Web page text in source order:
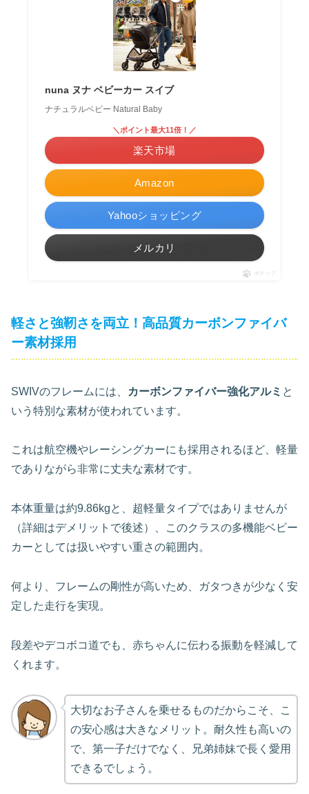
nuna ヌナ ベビーカー スイブ
ナチュラルベビー Natural Baby
Amazon
＼ポイント最大11倍！／
楽天市場
Yahooショッピング
メルカリ
ポチップ
軽さと強靭さを両立！高品質カーボンファイバ
ー素材採用
SWIVのフレームには、 カーボンファイバー強化アルミ と
いう特別な素材が使われています。
これは航空機やレーシングカーにも採用されるほど、軽量
でありながら非常に丈夫な素材です。
本体重量は約9.86kgと、超軽量タイプではありませんが
（詳細はデメリットで後述）、このクラスの多機能ベビー
カーとしては扱いやすい重さの範囲内。
何より、フレームの剛性が高いため、ガタつきが少なく安
定した走行を実現。
段差やデコボコ道でも、赤ちゃんに伝わる振動を軽減して
くれます。
大切なお子さんを乗せるものだからこそ、こ
の安心感は大きなメリット。耐久性も高いの
で、第一子だけでなく、兄弟姉妹で長く愛用
できるでしょう。